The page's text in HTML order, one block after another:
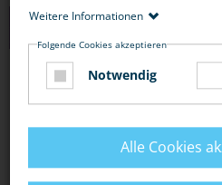
LINKS
CHECKER TOBI: DER
S-BAHN MÜNCHEN:
Weitere Informationen
Folgende Cookies akzeptieren
Notwendig
Alle Cookies